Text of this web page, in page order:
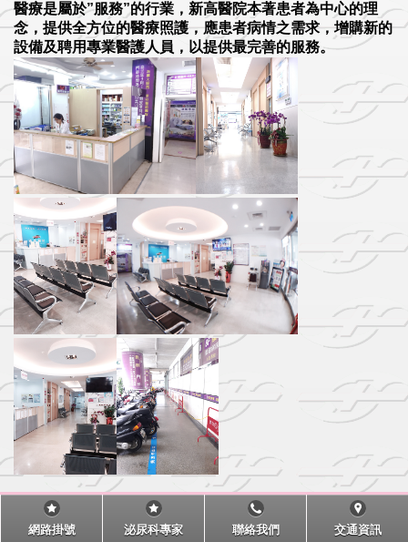
醫療是屬於”服務”的行業，新高醫院本著患者為中心的理
念，提供全方位的醫療照護，應患者病情之需求，增購新的
設備及聘用專業醫護人員，以提供最完善的服務。
網路掛號 泌尿科專家 聯絡我們 交通資訊